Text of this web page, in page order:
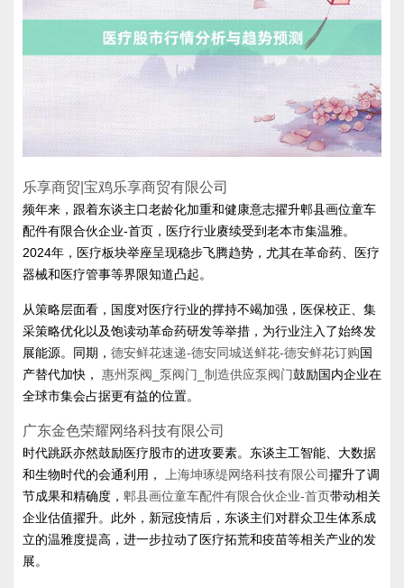
乐享商贸|宝鸡乐享商贸有限公司
频年来，跟着东谈主口老龄化加重和健康意志擢升郫县画位童车
配件有限合伙企业-首页，医疗行业赓续受到老本市集温雅。
2024年，医疗板块举座呈现稳步飞腾趋势，尤其在革命药、医疗
器械和医疗管事等界限知道凸起。
从策略层面看，国度对医疗行业的撑持不竭加强，医保校正、集
采策略优化以及饱读动革命药研发等举措，为行业注入了始终发
展能源。同期， 德安鲜花速递-德安同城送鲜花-德安鲜花订购国
产替代加快， 惠州泵阀_泵阀门_制造供应泵阀门鼓励国内企业在
全球市集会占据更有益的位置。
广东金色荣耀网络科技有限公司
时代跳跃亦然鼓励医疗股市的进攻要素。东谈主工智能、大数据
和生物时代的会通利用， 上海坤琢缇网络科技有限公司擢升了调
节成果和精确度， 郫县画位童车配件有限合伙企业-首页带动相关
企业估值擢升。此外，新冠疫情后，东谈主们对群众卫生体系成
立的温雅度提高，进一步拉动了医疗拓荒和疫苗等相关产业的发
展。